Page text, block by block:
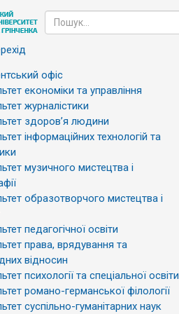
офіс
економіки та управління
журналістики
здоров’я людини
інформаційних технологій та
музичного мистецтва і
образотворчого мистецтва і
педагогічної освіти
права, врядування та
відносин
психології та спеціальної освіти
романо-германської філології
суспільно-гуманітарних наук